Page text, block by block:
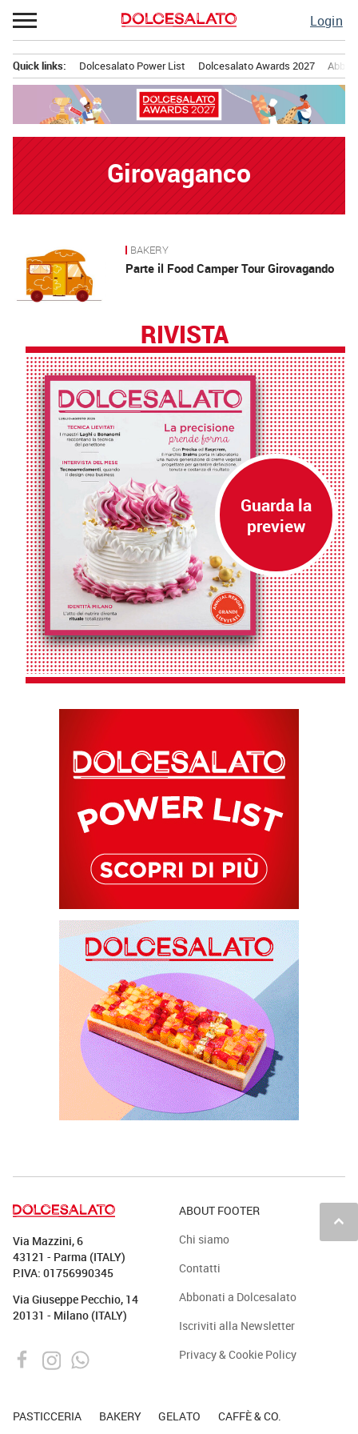
Passa
al
Login
principale
Quick links: Dolcesalato Power List Dolcesalato Awards 2027
Girovaganco
News BAKERY
Parte il Food Camper Tour Girovagando
RIVISTA
keyboard_arrow_up
Via Mazzini, 6
43121 - Parma (ITALY)
P.IVA: 01756990345
Via Giuseppe Pecchio, 14
20131 - Milano (ITALY)
ABOUT FOOTER
Chi siamo
Contatti
Abbonati a Dolcesalato
Iscriviti alla Newsletter
Privacy & Cookie Policy
PASTICCERIA BAKERY GELATO CAFFÈ & CO.